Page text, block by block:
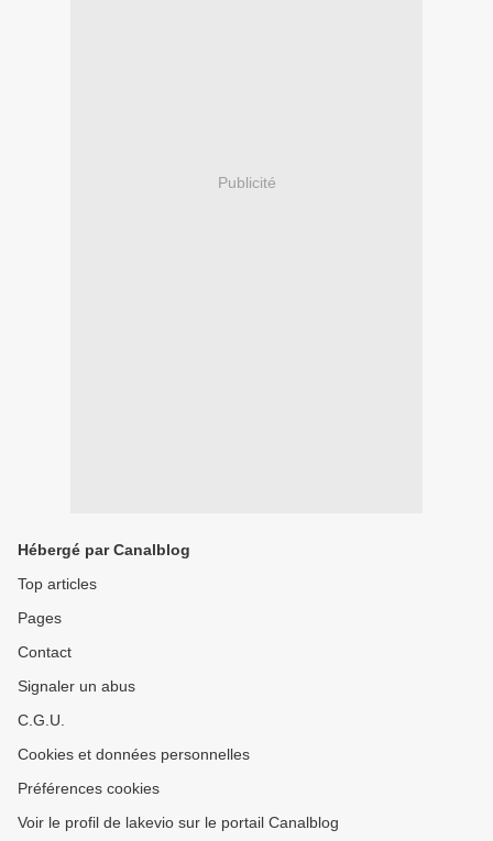
Publicité
Hébergé par Canalblog
Top articles
Pages
Contact
Signaler un abus
C.G.U.
Cookies et données personnelles
Préférences cookies
Voir le profil de lakevio sur le portail Canalblog